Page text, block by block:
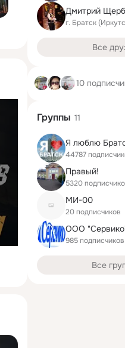
Дмитрий
г. Братск
Все
10
Группы 11
Я люблю
44787
Правый!
5320
МИ-00
20 подписчиков
ООО
985 подписчиков
Все